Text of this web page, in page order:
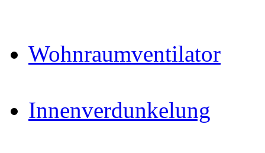
Wohnraumventilator
Innenverdunkelung